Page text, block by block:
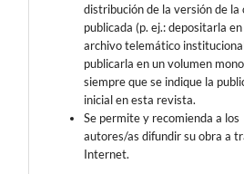
distribución de la versión de la
publicada (p. ej.: depositarla
archivo telemático
publicarla en un volumen
siempre que se indique la
inicial en esta revista.
Se permite y recomienda a los
autores/as difundir su obra a
Internet.